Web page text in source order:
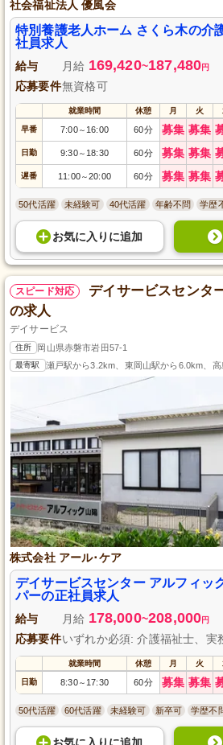
社会福祉法人 優風会
特別養護老人ホーム さくら木の介
社員求人
給与 月給 169,420~187,480円
応募要件無資格可
就業時間 休憩 月 火
早番 7:00～ 16:00 60分 募集 募集
日勤 9:30～ 18:30 60分 募集 募集
遅番 11:00～20:00 60分 募集 募集
50代活躍 未経験可 40代活躍 年齢不問 学歴
お気に入り に追加
スピード対応
デイサービスセンタ
の求人
デイサービス
住所 岡山県赤磐市岩田57-1
最寄駅 瀬戸駅から3.2km、東岡山駅から6.0km、
株式会社 アール･ケア
デイサービスセンター アルフィッ
パーの正社員求人
給与 月給 178,000~208,000円
応募要件いずれか必須: 介護福祉士、実
就業時間 休憩 月 火
日勤 8:30～ 17:30 60分 募集 募集
50代活躍 60代活躍 未経験可 新卒可 学歴不